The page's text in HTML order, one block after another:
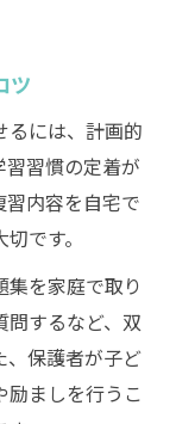
ツ
るには、計画的
習慣の定着が
内容を自宅で
です。
を家庭で取り
するなど、双
、保護者が子ど
励ましを行うこ